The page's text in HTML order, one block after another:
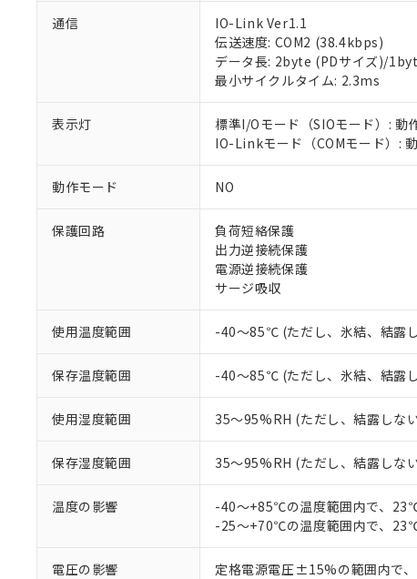
通信
IO-Link Ver1.1
伝送速度: COM2 (38.4kbps)
データ長: 2byte (PDサイズ)/
最小サイクルタイム: 2.3ms
表示灯
標準I/Oモード（SIOモード）:
IO-Linkモード（COMモード）:
動作モード NO
保護回路
負荷短絡保護
出力逆接続保護
電源逆接続保護
サージ吸収
使用温度範囲 -40～85℃ (ただし、氷結、結露
保存温度範囲 -40～85℃ (ただし、氷結、結露
使用湿度範囲 35～95%RH (ただし、結露しな
保存湿度範囲 35～95%RH (ただし、結露しな
温度の影響
-40～+85℃の温度範囲内で、
-25～+70℃の温度範囲内で、
電圧の影響 定格電源電圧±15%の範囲内で
ご利用条件
い。
正式な納期状
当社販売員に
オムロン制御
マイパーツ機
ている必要が
お客様が当ウ
が、当社の製
さい。
※当社の共同
いる法人を指
※1 対応状況
対応済み：EU
対応予定：EU
対応予定なし：EU
調査・確認中：EU
非該当品：ライセン
仕入先様の事情によ
鉛(Pb) 1000ppm以下、
六価クロム(Cr(Ⅵ))
フタル酸ビス(2-エチルヘ
ル（DBP） 1000ppm以
※2 対応予定月
※3 非含有証明書
下記の非含有証明書
EU RoHS指令（10
51物質の非含有証
※1 中国
「×」：最大均質材
「－」：未確認です
*中国RoHS10物質の基準
DBP(フタル酸ジブチル) :
DEHP(フタル酸ビス(2-エ
※2 環境保護使用
「ｅ」：有害物質
味します。
「－」：未確認で
当社は貴社製
置等に一切使
当社は、貴社
また当社は
○ 一定数以
△ 一定数に
－
在庫なし(
機器販売
空
受注生産